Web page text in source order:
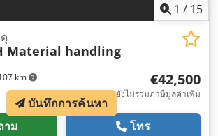
1 / 15
km
Material handling
€42,500
VB ยังไม่รวมภาษีมูลค่าเพิ่ม
าม โทร
บันทึกการค้นหา